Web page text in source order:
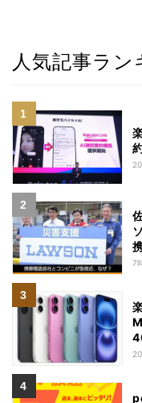
人気記事ラン
7